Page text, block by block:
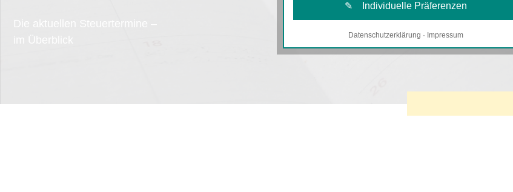
Die aktuellen Steuertermine –
✎ Individuelle Präferenzen
Notwendige Cookies
Datenschutzerklärung · Impressum